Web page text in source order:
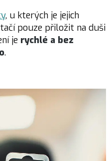
, u kterých je jejich
pouze přiložit na duši
je rychlé a bez
.